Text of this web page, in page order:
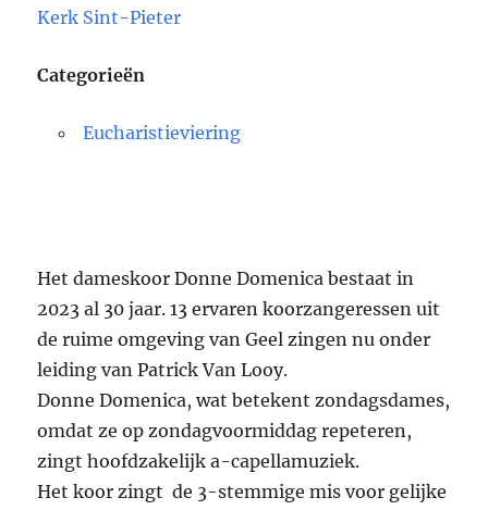
Kerk Sint-Pieter
Categorieën
Eucharistieviering
Het dameskoor Donne Domenica bestaat in
2023 al 30 jaar. 13 ervaren koorzangeressen uit
de ruime omgeving van Geel zingen nu onder
leiding van Patrick Van Looy.
Donne Domenica, wat betekent zondagsdames,
omdat ze op zondagvoormiddag repeteren,
zingt hoofdzakelijk a-capellamuziek.
Het koor zingt de 3-stemmige mis voor gelijke